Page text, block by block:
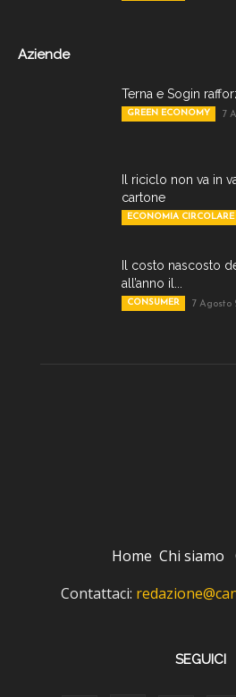
Aziende
Terna e Sogin
GREEN ECONOMY 7
Il riciclo non va in
cartone
ECONOMIA CIRCOLARE
Il costo nascosto
all’anno il...
CONSUMER 7 Agosto
Home Chi siamo
Contattaci:
SEGUICI